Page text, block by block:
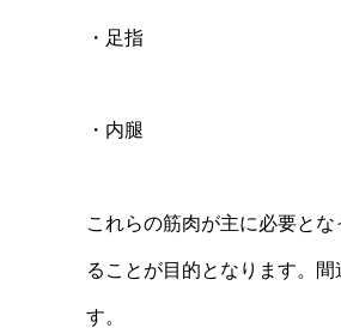
・足指
・内腿
これらの筋肉が主に必要と
ることが目的となります。
す。